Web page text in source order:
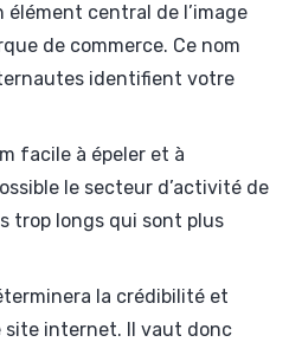
élément central de l’image
de commerce. Ce nom
identifient votre
facile à épeler et à
le secteur d’activité de
trop longs qui sont plus
la crédibilité et
site internet. Il vaut donc